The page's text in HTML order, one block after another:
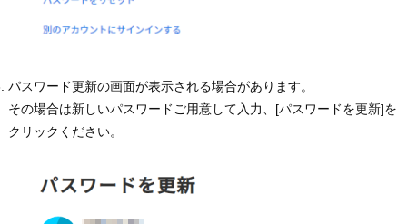
パスワード更新の画面が表示される場合があります。
その場合は新しいパスワードご用意して入力、[パスワードを更新]を
クリックください。